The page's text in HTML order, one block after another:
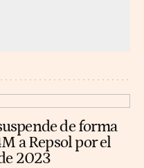
de forma
a Repsol por el
2023